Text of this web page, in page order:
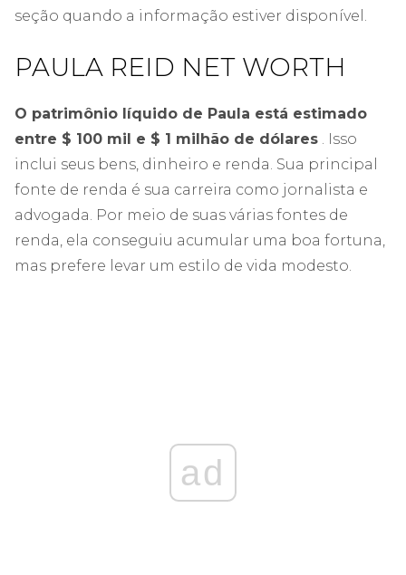
seção quando a informação estiver disponível.
PAULA REID NET WORTH
O patrimônio líquido de Paula está estimado
entre $ 100 mil e $ 1 milhão de dólares . Isso
inclui seus bens, dinheiro e renda. Sua principal
fonte de renda é sua carreira como jornalista e
advogada. Por meio de suas várias fontes de
renda, ela conseguiu acumular uma boa fortuna,
mas prefere levar um estilo de vida modesto.
ad